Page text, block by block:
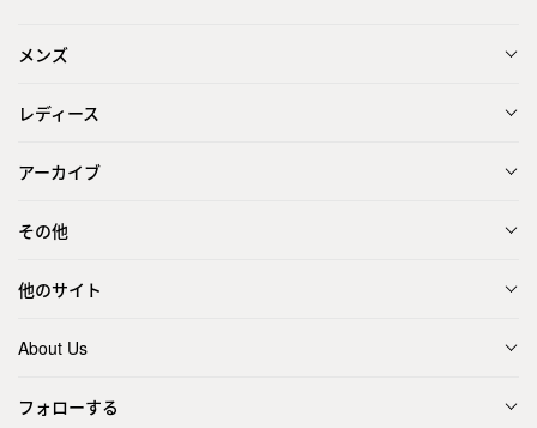
メンズ
レディース
アーカイブ
その他
他のサイト
About Us
フォローする